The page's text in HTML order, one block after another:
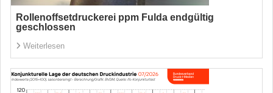
Rollenoffsetdruckerei ppm Fulda endgültig
geschlossen
Weiterlesen